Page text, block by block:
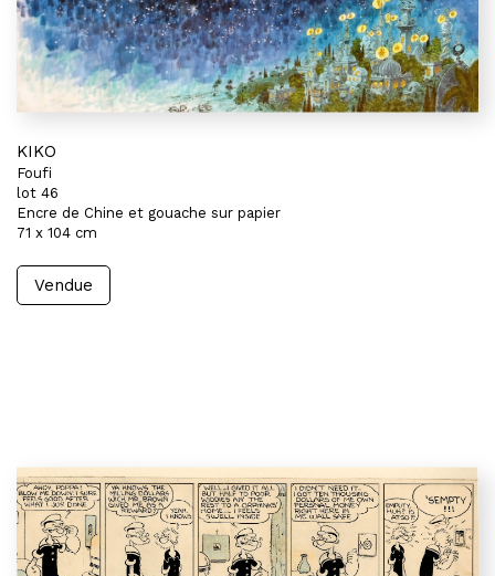
KIKO
Foufi
lot 46
Encre de Chine et gouache sur papier
71 x 104 cm
Vendue